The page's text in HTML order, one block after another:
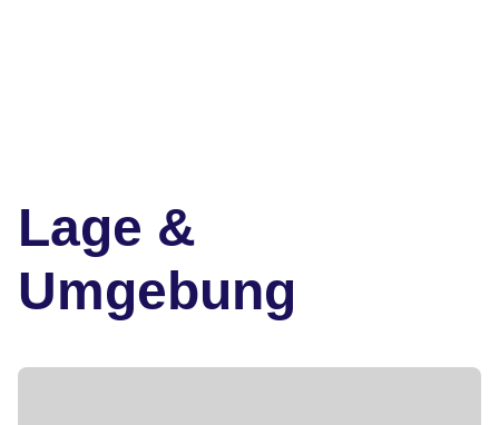
Lage &
Umgebung